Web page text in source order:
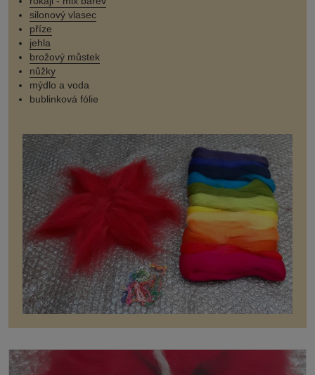
silonový vlasec
příze
jehla
brožový můstek
nůžky
mýdlo a voda
bublinková fólie